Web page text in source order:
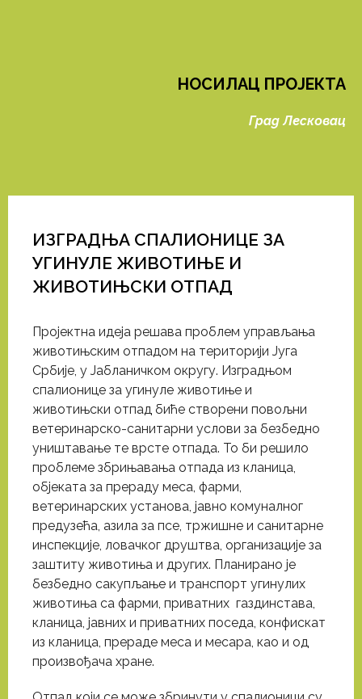
НОСИЛАЦ ПРОЈЕКТА
Град Лесковац
ИЗГРАДЊА СПАЛИОНИЦЕ ЗА
УГИНУЛЕ ЖИВОТИЊЕ И
ЖИВОТИЊСКИ ОТПАД
Пројектна идеја решава проблем управљања
животињским отпадом на територији Југа
Србије, у Јабланичком округу. Изградњом
спалионице за угинуле животиње и
животињски отпад биће створени повољни
ветеринарско-санитарни услови за безбедно
уништавање те врсте отпада. То би решило
проблеме збрињавања отпада из кланица,
објеката за прераду меса, фарми,
ветеринарских установа, јавно комуналног
предузећа, азила за псе, тржишне и санитарне
инспекције, ловачког друштва, организације за
заштиту животиња и других. Планирано је
безбедно сакупљање и транспорт угинулих
животиња са фарми, приватних газдинстава,
кланица, јавних и приватних поседа, конфискат
из кланица, прераде меса и месара, као и од
произвођача хране.